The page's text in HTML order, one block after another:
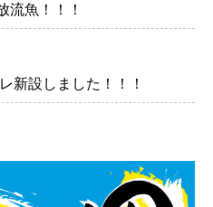
流魚！！！
新設しました！！！